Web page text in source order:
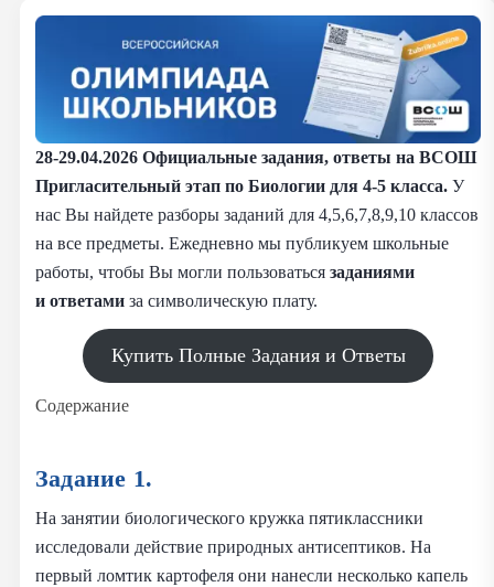
28-29.04.2026 Официальные задания, ответы на ВСОШ
Пригласительный этап по Биологии для 4-5 класса. У
нас Вы найдете разборы заданий для 4,5,6,7,8,9,10 классов
на все предметы. Ежедневно мы публикуем школьные
работы, чтобы Вы могли пользоваться заданиями
и ответами за символическую плату.
Купить Полные Задания и Ответы
Содержание
Задание 1.
На занятии биологического кружка пятиклассники
исследовали действие природных антисептиков. На
первый ломтик картофеля они нанесли несколько капель